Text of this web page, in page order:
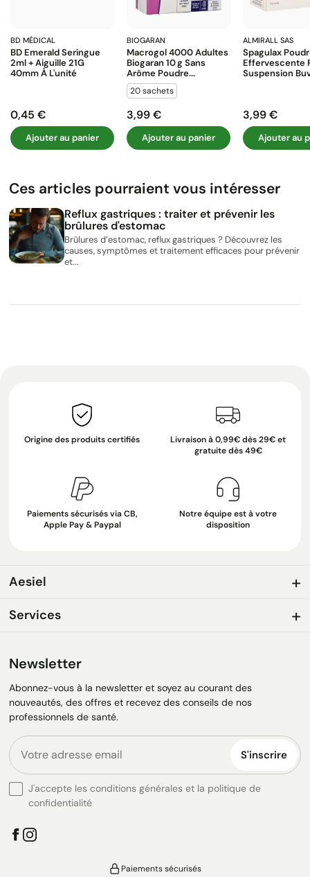
BD MÉDICAL
BD Emerald Seringue
2ml + Aiguille 21G
40mm À L'unité
Prix
0,45 €
Ajouter au panier
BIOGARAN
Macrogol 4000 Adultes
Biogaran 10 G Sans
Arôme Poudre...
20 sachets
Prix
3,99 €
Ajouter au panier
ALMIRALL SAS
Spagulax
Effervescente
Suspension
Prix
3,99 €
Ajouter au
Ces articles pourraient vous intéresser
Reflux gastriques : traiter et prévenir les
brûlures d'estomac
Brûlures d’estomac, reflux gastriques ? Découvrez les
causes, symptômes et traitement efficaces pour prévenir
et...
Origine des produits certifiés
Livraison à 0,99€ dès 29€ et
gratuite dès 49€
Paiements sécurisés via CB,
Apple Pay & Paypal
Notre équipe est à votre
disposition
Aesiel
Services
Newsletter
Abonnez-vous à la newsletter et soyez au courant des
nouveautés, des offres et recevez des conseils de nos
professionnels de santé.
S'inscrire
J'accepte les conditions générales et la politique de
confidentialité
Paiements sécurisés